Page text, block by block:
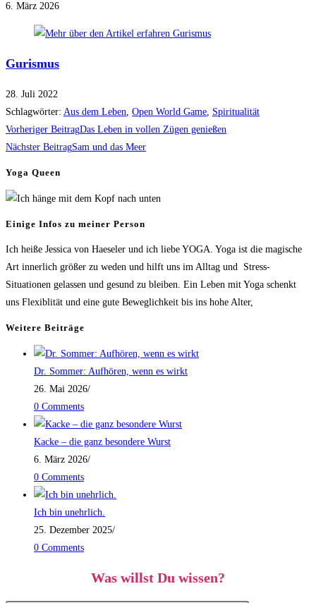
6. März 2026
Gurismus
28. Juli 2022
Schlagwörter: Aus dem Leben, Open World Game, Spiritualität
Weitere
Artikel
ansehen
Vorheriger BeitragDas Leben in vollen Zügen genießen
Nächster BeitragSam und das Meer
Yoga Queen
Einige Infos zu meiner Person
Ich heiße Jessica von Haeseler und ich liebe YOGA. Yoga ist die magische
Art innerlich größer zu weden und hilft uns im Alltag und Stress-
Situationen gelassen und gesund zu bleiben. Ein Leben mit Yoga schenkt
uns Flexiblität und eine gute Beweglichkeit bis ins hohe Alter,
Weitere Beiträge
Dr. Sommer: Aufhören, wenn es wirkt
26. Mai 2026/
0 Comments
Kacke – die ganz besondere Wurst
6. März 2026/
0 Comments
Ich bin unehrlich.
25. Dezember 2025/
0 Comments
Was willst Du wissen?